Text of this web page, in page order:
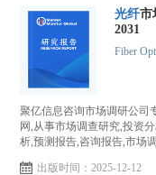
光纤市
2031
Fiber
聚亿信息咨询市场调研公司
网,从事市场调查研究,投资
析,预测报告,咨询报告,市场
出版时间：2025-12-12